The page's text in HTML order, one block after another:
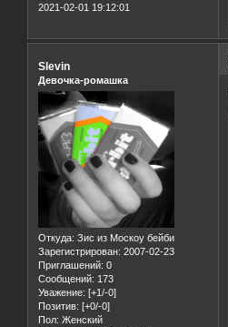
2021-02-01 19:12:01
Slevin
Девочка-ромашка
Откуда: Зис из Москоу бейби
Зарегистрирован: 2007-02-23
Приглашений: 0
Сообщений: 173
Уважение: [+1/-0]
Позитив: [+0/-0]
Пол: Женский